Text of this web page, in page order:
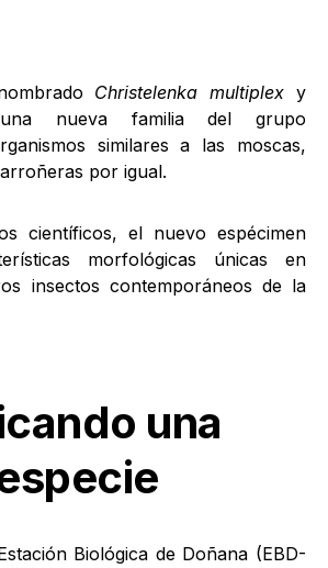
Christelenka multiplex y
nueva familia del grupo
similares a las moscas,
por igual.
científicos, el nuevo espécimen
morfológicas únicas en
insectos contemporáneos de la
una
Biológica de Doñana (EBD-